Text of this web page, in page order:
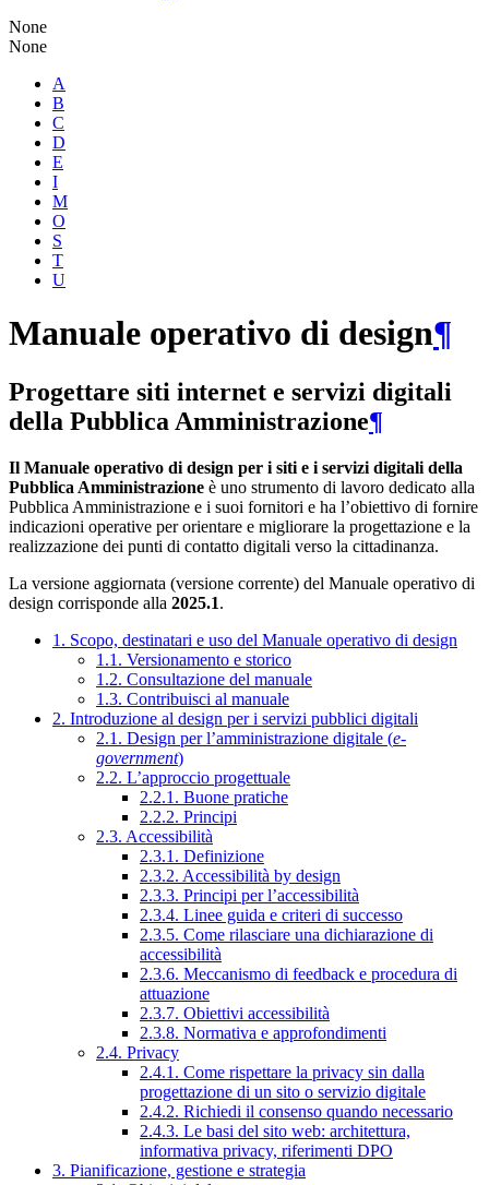
None
None
A
B
C
D
E
I
M
O
S
T
U
Manuale operativo di design¶
Progettare siti internet e servizi digitali
della Pubblica Amministrazione¶
Il Manuale operativo di design per i siti e i servizi digitali della
Pubblica Amministrazione è uno strumento di lavoro dedicato alla
Pubblica Amministrazione e i suoi fornitori e ha l’obiettivo di fornire
indicazioni operative per orientare e migliorare la progettazione e la
realizzazione dei punti di contatto digitali verso la cittadinanza.
La versione aggiornata (versione corrente) del Manuale operativo di
design corrisponde alla 2025.1.
1. Scopo, destinatari e uso del Manuale operativo di design
1.1. Versionamento e storico
1.2. Consultazione del manuale
1.3. Contribuisci al manuale
2. Introduzione al design per i servizi pubblici digitali
2.1. Design per l’amministrazione digitale (e-
government)
2.2. L’approccio progettuale
2.2.1. Buone pratiche
2.2.2. Principi
2.3. Accessibilità
2.3.1. Definizione
2.3.2. Accessibilità by design
2.3.3. Principi per l’accessibilità
2.3.4. Linee guida e criteri di successo
2.3.5. Come rilasciare una dichiarazione di
accessibilità
2.3.6. Meccanismo di feedback e procedura di
attuazione
2.3.7. Obiettivi accessibilità
2.3.8. Normativa e approfondimenti
2.4. Privacy
2.4.1. Come rispettare la privacy sin dalla
progettazione di un sito o servizio digitale
2.4.2. Richiedi il consenso quando necessario
2.4.3. Le basi del sito web: architettura,
informativa privacy, riferimenti DPO
3. Pianificazione, gestione e strategia